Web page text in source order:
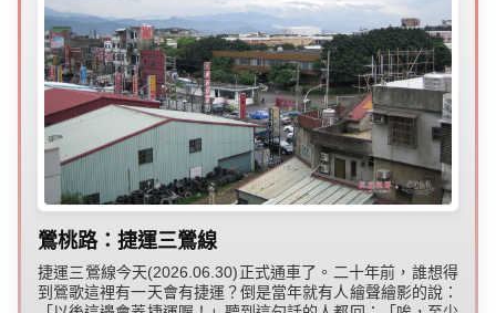
鶯桃路：捷運三鶯線
捷運三鶯線今天(2026.06.30)正式通車了。二十年前，誰想得
到鶯歌這裡有一天會有捷運？倒是當年就有人繪聲繪影的說：